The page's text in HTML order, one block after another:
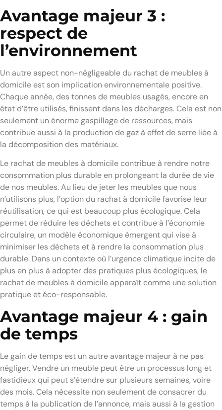
Avantage majeur 3 :
respect de
l’environnement
Un autre aspect non-négligeable du rachat de meubles à
domicile est son implication environnementale positive.
Chaque année, des tonnes de meubles usagés, encore en
état d’être utilisés, finissent dans les décharges. Cela est non
seulement un énorme gaspillage de ressources, mais
contribue aussi à la production de gaz à effet de serre liée à
la décomposition des matériaux.
Le rachat de meubles à domicile contribue à rendre notre
consommation plus durable en prolongeant la durée de vie
de nos meubles. Au lieu de jeter les meubles que nous
n’utilisons plus, l’option du rachat à domicile favorise leur
réutilisation, ce qui est beaucoup plus écologique. Cela
permet de réduire les déchets et contribue à l’économie
circulaire, un modèle économique émergent qui vise à
minimiser les déchets et à rendre la consommation plus
durable. Dans un contexte où l’urgence climatique incite de
plus en plus à adopter des pratiques plus écologiques, le
rachat de meubles à domicile apparaît comme une solution
pratique et éco-responsable.
Avantage majeur 4 : gain
de temps
Le gain de temps est un autre avantage majeur à ne pas
négliger. Vendre un meuble peut être un processus long et
fastidieux qui peut s’étendre sur plusieurs semaines, voire
des mois. Cela nécessite non seulement de consacrer du
temps à la publication de l’annonce, mais aussi à la gestion